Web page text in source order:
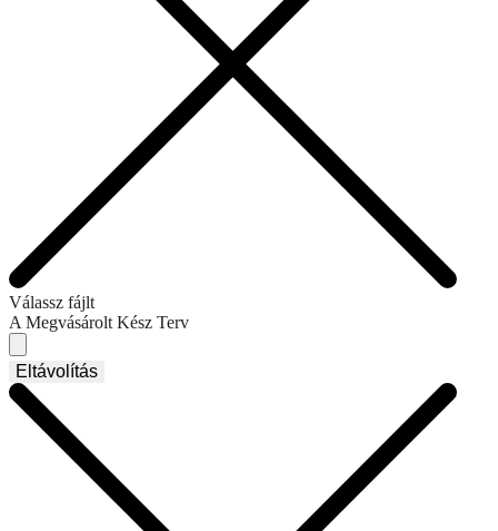
Válassz fájlt
A Megvásárolt Kész Terv
Eltávolítás